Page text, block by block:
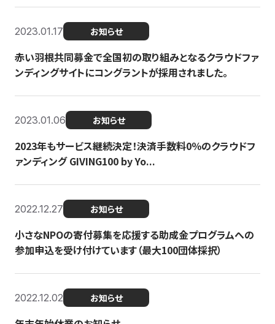
2023.01.17 お知らせ
赤い羽根共同募金で全国初の取り組みとなるクラウドファ
ンディングサイトにコングラントが採用されました。
2023.01.06 お知らせ
2023年もサービス継続決定！決済手数料0％のクラウドフ
ァンディング GIVING100 by Yo...
2022.12.27 お知らせ
小さなNPOの寄付募集を応援する助成金プログラムへの
参加申込を受け付けています（最大100団体採択）
2022.12.02 お知らせ